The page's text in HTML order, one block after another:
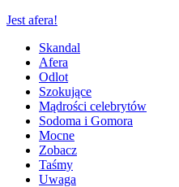
Jest afera!
Skandal
Afera
Odlot
Szokujące
Mądrości celebrytów
Sodoma i Gomora
Mocne
Zobacz
Taśmy
Uwaga